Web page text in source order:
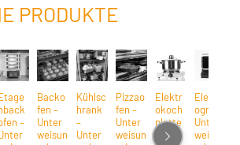
PRODUKTE
–
Backo
fen –
Unter
weisun
Kühlsc
hrank
–
Unter
Pizzao
fen –
Unter
weisun
Elektr
okoch
platte
Elektr
ogrill –
Unter
weisun